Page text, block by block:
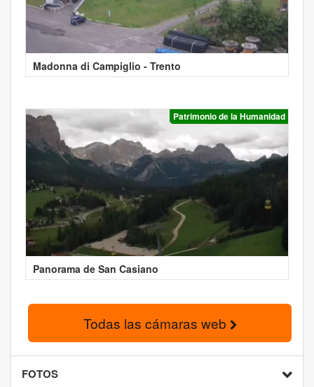
Madonna di Campiglio - Trento
Patrimonio de la Humanidad
Panorama de San Casiano
Todas las cámaras web
FOTOS